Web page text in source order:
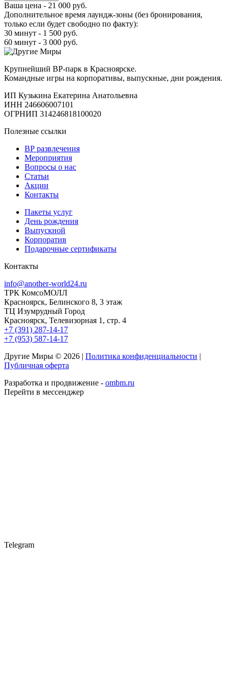
Ваша цена - 21 000 руб.
Дополнительное время лаундж-зоны (без бронирования,
только если будет свободно по факту):
30 минут - 1 500 руб.
60 минут - 3 000 руб.
Крупнейший ВР-парк в Красноярске.
Командные игры на корпоративы, выпускные, дни рождения.
ИП Кузькина Екатерина Анатольевна
ИНН 246606007101
ОГРНИП 314246818100020
Полезные ссылки
ВР развлечения
Мероприятия
Вопросы о нас
Статьи
Акции
Контакты
Пакеты услуг
День рождения
Выпускной
Корпоратив
Подарочные сертификаты
Контакты
info@another-world24.ru
ТРК КомсоМОЛЛ
Красноярск, Белинского 8, 3 этаж
ТЦ Изумрудный Город
Красноярск, Телевизорная 1, стр. 4
+7 (391) 287-14-17
+7 (953) 587-14-17
Другие Миры © 2026 | Политика конфиденциальности |
Публичная оферта
Разработка и продвижение - ombm.ru
Перейти в мессенджер
Telegram